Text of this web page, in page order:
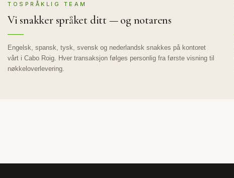
TOSPRÅKLIG TEAM
Vi snakker språket ditt — og notarens
Engelsk, spansk, tysk, svensk og nederlandsk snakkes på kontoret
vårt i Cabo Roig. Hver transaksjon følges personlig fra første visning til
nøkkeloverlevering.